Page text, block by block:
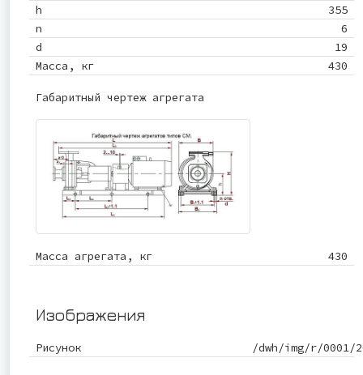
h
355
n
6
d
19
Масса, кг
430
Габаритный чертеж агрегата
Масса агрегата, кг 430
Изображения
Рисунок /dwh/img/r/0001/